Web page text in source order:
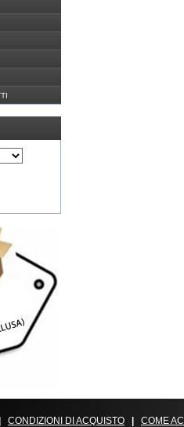
CONDIZIONI DI ACQUISTO
COME